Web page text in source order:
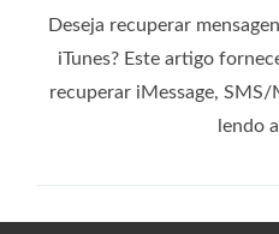
Deseja recuperar
iTunes? Este artigo
recuperar iMessage,
lendo